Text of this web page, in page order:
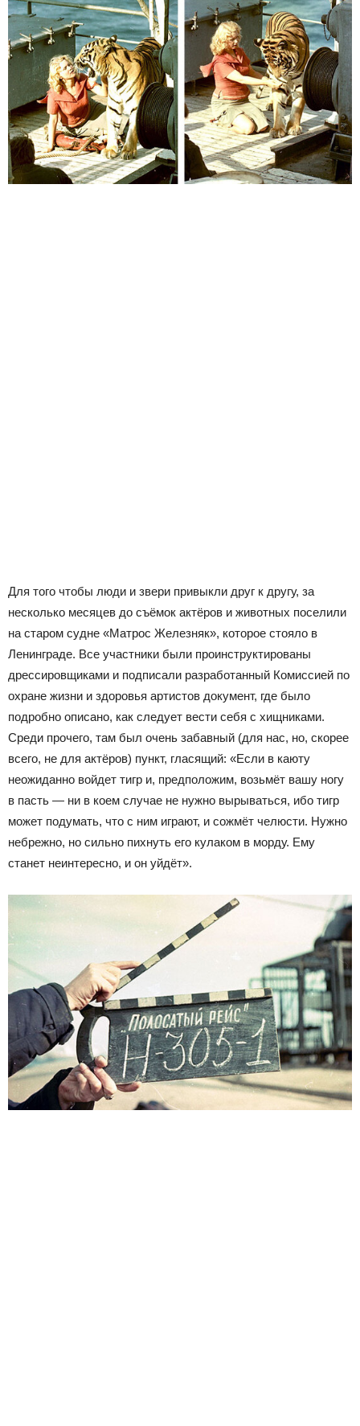
Для того чтобы люди и звери привыкли друг к другу, за
несколько месяцев до съёмок актёров и животных поселили
на старом судне «Матрос Железняк», которое стояло в
Ленинграде. Все участники были проинструктированы
дрессировщиками и подписали разработанный Комиссией по
охране жизни и здоровья артистов документ, где было
подробно описано, как следует вести себя с хищниками.
Среди прочего, там был очень забавный (для нас, но, скорее
всего, не для актёров) пункт, гласящий: «Если в каюту
неожиданно войдет тигр и, предположим, возьмёт вашу ногу
в пасть — ни в коем случае не нужно вырываться, ибо тигр
может подумать, что с ним играют, и сожмёт челюсти. Нужно
небрежно, но сильно пихнуть его кулаком в морду. Ему
станет неинтересно, и он уйдёт».